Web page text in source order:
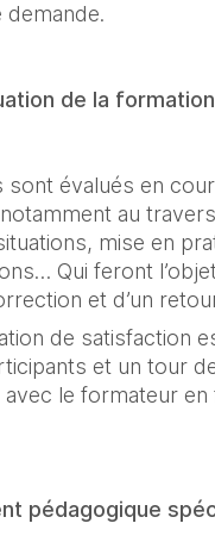
demande.
de la formation
sont évalués en
au
mise en
Qui feront l’objet
et d’un
de satisfaction
et un tour
avec le formateur en
pédagogique